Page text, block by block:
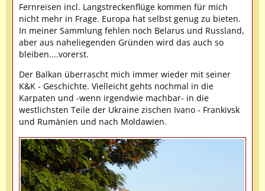
Fernreisen incl. Langstreckenflüge kommen für mich
nicht mehr in Frage. Europa hat selbst genug zu bieten.
In meiner Sammlung fehlen noch Belarus und Russland,
aber aus naheliegenden Gründen wird das auch so
bleiben....vorerst.
Der Balkan überrascht mich immer wieder mit seiner
K&K - Geschichte. Vielleicht gehts nochmal in die
Karpaten und -wenn irgendwie machbar- in die
westlichsten Teile der Ukraine zischen Ivano - Frankivsk
und Rumänien und nach Moldawien.